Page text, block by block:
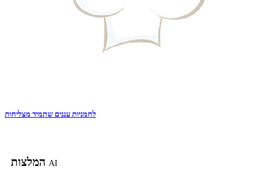
לחמניות עננים שתמיד מצליחות
AI